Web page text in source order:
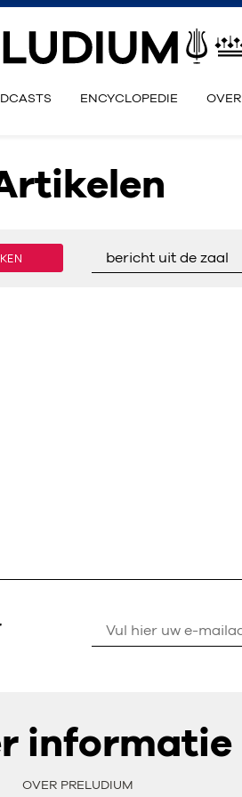
ENCYCLOPEDIE OVER
bericht uit de zaal
informatie
OVER PRELUDIUM